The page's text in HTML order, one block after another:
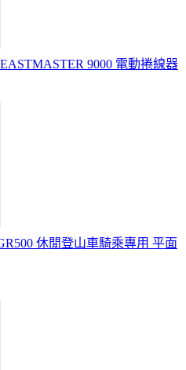
9000 電動捲線器
休閒登山車騎乘專用 平面